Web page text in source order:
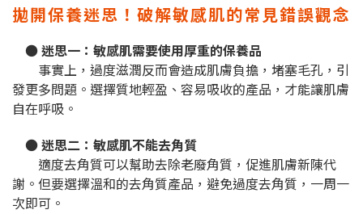
拋開保養迷思！破解敏感肌的常見錯誤觀念
● 迷思一：敏感肌需要使用厚重的保養品
事實上，過度滋潤反而會造成肌膚負擔，堵塞毛孔，引
發更多問題。選擇質地輕盈、容易吸收的產品，才能讓肌膚
自在呼吸。
● 迷思二：敏感肌不能去角質
適度去角質可以幫助去除老廢角質，促進肌膚新陳代
謝。但要選擇溫和的去角質產品，避免過度去角質，一周一
次即可。